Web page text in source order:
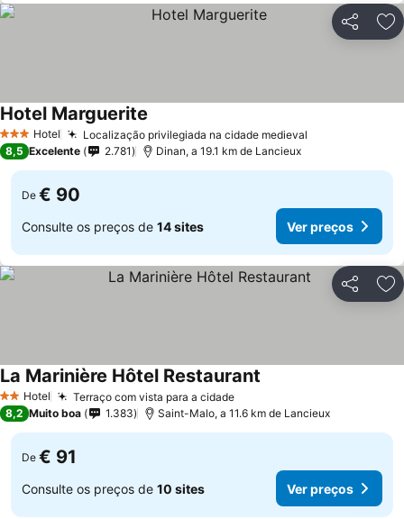
Partilhar
3 EstrelasHotel Localização privilegiada na cidade medieval
Hotel Marguerite
8,5 Excelente 2.781 Dinan, a 19.1 km de Lancieux
De € 90
Consulte os preços de 14 sites Ver preços
Partilhar
2 Estrelas
Hotel Terraço com vista para a cidade
La Marinière Hôtel Restaurant
8,2 Muito boa 1.383 Saint-Malo, a 11.6 km de Lancieux
De € 91
Consulte os preços de 10 sites Ver preços